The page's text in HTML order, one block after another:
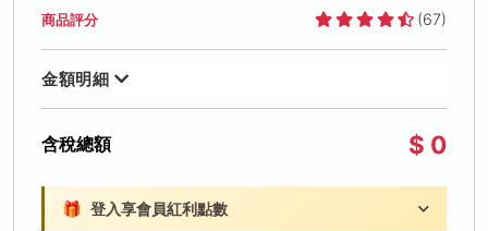
商品評分 (67)
金額明細
含稅總額 $ 0
🎁 登入享會員紅利點數